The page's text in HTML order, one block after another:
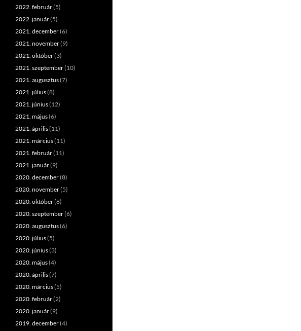
2022. február(5)
2022. január(5)
2021. december(6)
2021. november(9)
2021. október(3)
2021. szeptember(10)
2021. augusztus(7)
2021. július(8)
2021. június(12)
2021. május(6)
2021. április(11)
2021. március(11)
2021. február(11)
2021. január(9)
2020. december(8)
2020. november(5)
2020. október(8)
2020. szeptember(6)
2020. augusztus(6)
2020. július(5)
2020. június(3)
2020. május(4)
2020. április(7)
2020. március(5)
2020. február(2)
2020. január(9)
2019. december(4)